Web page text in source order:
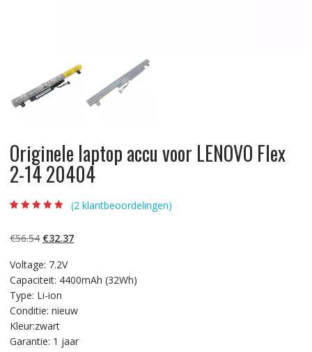
Originele laptop accu voor LENOVO Flex
2-14 20404
gebaseerd op
klantbeoordelin
(2 klantbeoordelingen)
€56.54 Oorspronkelijke
was:
€56.54.
€32.37Huidige
€32.37.
Voltage: 7.2V
Capaciteit: 4400mAh (32Wh)
Type: Li-ion
Conditie: nieuw
Kleur:zwart
Garantie: 1 jaar